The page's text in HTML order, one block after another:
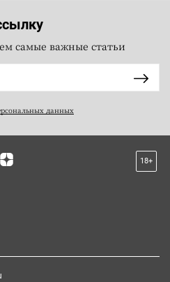
самые важные статьи
данных
18+